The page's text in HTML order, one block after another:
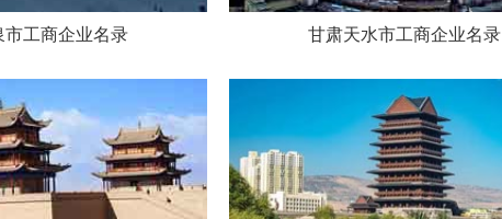
市工商企业名录 甘肃天水市工商企业名录